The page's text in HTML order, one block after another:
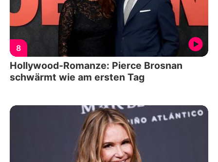
8
Hollywood-Romanze: Pierce Brosnan
schwärmt wie am ersten Tag